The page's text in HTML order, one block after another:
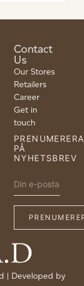
Contact
Us
Our Stores
Retailers
Career
Get in
touch
PRENUMERERA
PÅ
NYHETSBREV
| Developed by